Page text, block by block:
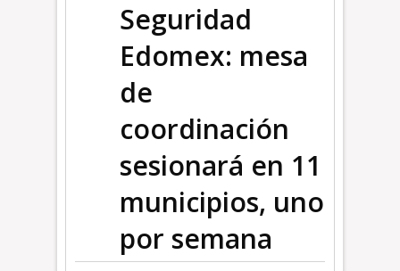
Seguridad
Edomex: mesa
de
coordinación
sesionará en 11
municipios, uno
por semana